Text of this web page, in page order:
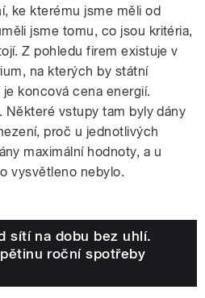
ke kterému jsme měli od
jsme tomu, co jsou kritéria,
Z pohledu firem existuje v
na kterých by státní
koncová cena energií.
Některé vstupy tam byly dány
proč u jednotlivých
maximální hodnoty, a u
vysvětleno nebylo.
sítí na dobu bez uhlí.
roční spotřeby